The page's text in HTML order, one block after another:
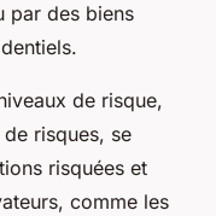
par des biens
de risque,
risques, se
risquées et
comme les